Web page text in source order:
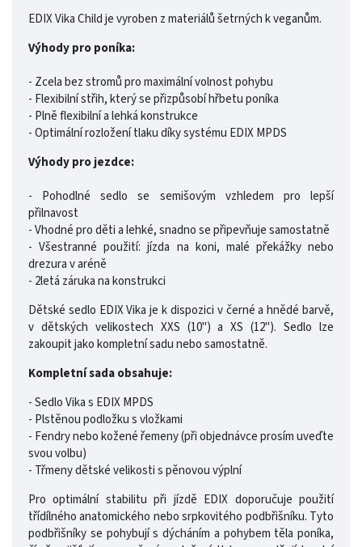
EDIX Vika Child je vyroben z materiálů šetrných k veganům.
Výhody pro poníka:
- Zcela bez stromů pro maximální volnost pohybu
- Flexibilní střih, který se přizpůsobí hřbetu poníka
- Plně flexibilní a lehká konstrukce
- Optimální rozložení tlaku díky systému EDIX MPDS
Výhody pro jezdce:
- Pohodlné sedlo se semišovým vzhledem pro lepší
přilnavost
- Vhodné pro děti a lehké, snadno se připevňuje samostatně
- Všestranné použití: jízda na koni, malé překážky nebo
drezura v aréně
- 2letá záruka na konstrukci
Dětské sedlo EDIX Vika je k dispozici v černé a hnědé barvě,
v dětských velikostech XXS (10") a XS (12"). Sedlo lze
zakoupit jako kompletní sadu nebo samostatně.
Kompletní sada obsahuje:
- Sedlo Vika s EDIX MPDS
- Plstěnou podložku s vložkami
- Fendry nebo kožené řemeny (při objednávce prosím uveďte
svou volbu)
- Třmeny dětské velikosti s pěnovou výplní
Pro optimální stabilitu při jízdě EDIX doporučuje použití
třídílného anatomického nebo srpkovitého podbřišníku. Tyto
podbřišníky se pohybují s dýcháním a pohybem těla poníka,